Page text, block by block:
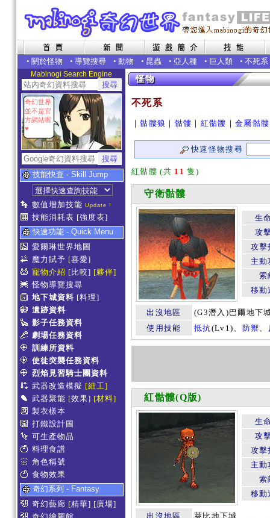
• 關於怪物 • 導覽搜尋 • 動物 • 昆蟲 • 亞人種 • 巨人類 • 不死系
Mabinogi Search Engine
奇幻世界
並不是官
方網站喔
♥
技能快查 - Skill Jump
數值增加技能 Update !
技能消耗表 [強度表]
快速功能 - Quick Menu
愛爾琳世界地圖
魔力賦予 [喜愛]
寵物介紹 [比較] [夥伴]
怪物導覽搜尋
地下城資料 [料理]
遺跡資料
影子任務資料
劇場任務資料
訓練所資料
使徒突襲任務資料
烈焰見習騎士團資料
武器改造模擬 [細工]
武器聚能 [效果] [材料]
製衣樣本
打鐵設計圖
可生產物品
料理食譜
角色稱號
食物效果
奇幻系列 - Fantasy
奇幻藝廊 [精華] [廣場]
不死系
｜骷髏狼 ｜ 骷髏 ｜ 紅骷髏 ｜金屬骷髏
快速怪物搜尋
紅骷髏 (共 11 隻)
守衛骷髏
生
攻
攻擊
主動
索
移動
出沒地區
(G3潛入)巴爾地下
使用技能
抵抗(Lv1)、 防禦、
紅骷髏(Q版)
生
攻
攻擊
主動
索
移動
出沒地區
萊比地下城